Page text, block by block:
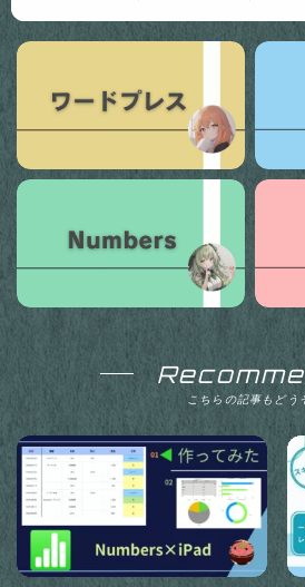
こちらの記事もどう